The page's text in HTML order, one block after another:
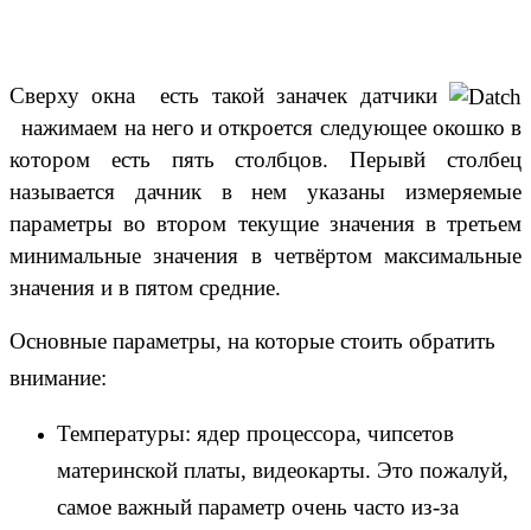
Сверху окна есть такой заначек датчики
нажимаем на него и откроется следующее окошко в
котором есть пять столбцов. Перывй столбец
называется дачник в нем указаны измеряемые
параметры во втором текущие значения в третьем
минимальные значения в четвёртом максимальные
значения и в пятом средние.
Основные параметры, на которые стоить обратить
внимание:
Температуры: ядер процессора, чипсетов
материнской платы, видеокарты. Это пожалуй,
самое важный параметр очень часто из-за